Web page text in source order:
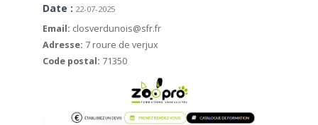
Date : 22-07-2025
Email: closverdunois@sfr.fr
Adresse: 7 roure de verjux
Code postal: 71350